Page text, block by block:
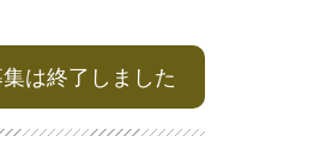
は終了しました